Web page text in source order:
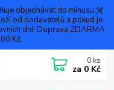
objednávat do mínusu. V
od dodavatelů a pokud je
dní! Doprava ZDARMA
Kč.
0 ks
za 0 Kč